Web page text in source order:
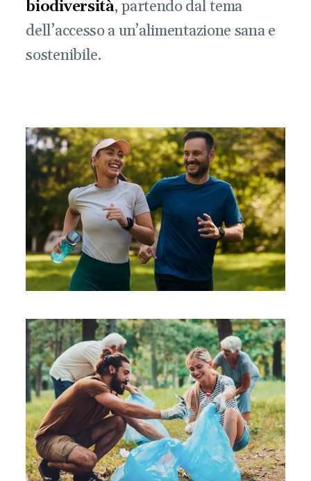
biodiversità, partendo dal tema
dell’accesso a un’alimentazione sana e
sostenibile.